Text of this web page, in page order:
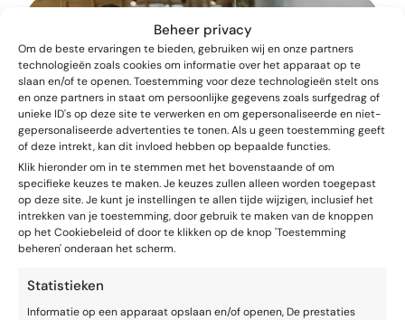
Beheer privacy
Om de beste ervaringen te bieden, gebruiken wij en onze partners
technologieën zoals cookies om informatie over het apparaat op te
slaan en/of te openen. Toestemming voor deze technologieën stelt ons
en onze partners in staat om persoonlijke gegevens zoals surfgedrag of
unieke ID's op deze site te verwerken en om gepersonaliseerde en niet-
gepersonaliseerde advertenties te tonen. Als u geen toestemming geeft
of deze intrekt, kan dit invloed hebben op bepaalde functies.
Klik hieronder om in te stemmen met het bovenstaande of om
specifieke keuzes te maken. Je keuzes zullen alleen worden toegepast
op deze site. Je kunt je instellingen te allen tijde wijzigen, inclusief het
intrekken van je toestemming, door gebruik te maken van de knoppen
op het Cookiebeleid of door te klikken op de knop 'Toestemming
beheren' onderaan het scherm.
Statistieken
Informatie op een apparaat opslaan en/of openen, De prestaties
VAARDIGHEDEN GESPREKSVAARDIGHEDEN
Een gesprek herstellen